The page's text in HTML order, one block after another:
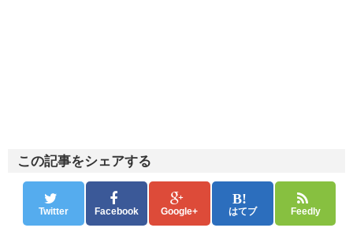
この記事をシェアする
Twitter Facebook Google+ はてブ Feedly